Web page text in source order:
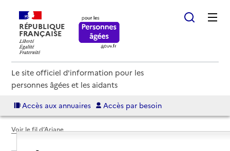
RÉPUBLIQUE
FRANÇAISE
Le site officiel d'information pour les
personnes âgées et les aidants
Accès aux annuaires Accès par besoin
Voir le fil d’Ariane